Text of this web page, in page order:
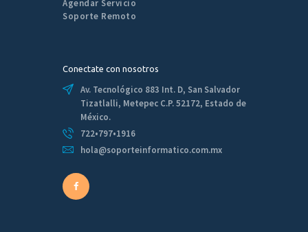
Agendar Servicio
Soporte Remoto
Conectate con nosotros
Av. Tecnológico 883 Int. D, San Salvador
Tizatlalli, Metepec C.P. 52172, Estado de
México.
722•797•1916
hola@soporteinformatico.com.mx